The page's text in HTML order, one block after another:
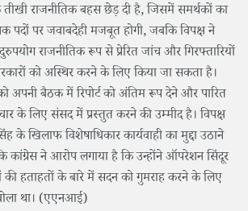
राजनीतिक बहस छेड़ दी है, जिसमें समर्थकों का
पदों पर जवाबदेही मजबूत होगी, जबकि विपक्ष ने
राजनीतिक रूप से प्रेरित जांच और गिरफ्तारियों
को अस्थिर करने के लिए किया जा सकता है।
अपनी बैठक में रिपोर्ट को अंतिम रूप देने और पारित
के लिए संसद में प्रस्तुत करने की उम्मीद है। विपक्ष
सिंह के खिलाफ विशेषाधिकार कार्यवाही का मुद्दा उठाने
कांग्रेस ने आरोप लगाया है कि उन्होंने ऑपरेशन सिंदूर
की हताहतों के बारे में सदन को गुमराह करने के लिए
था। (एएनआई)